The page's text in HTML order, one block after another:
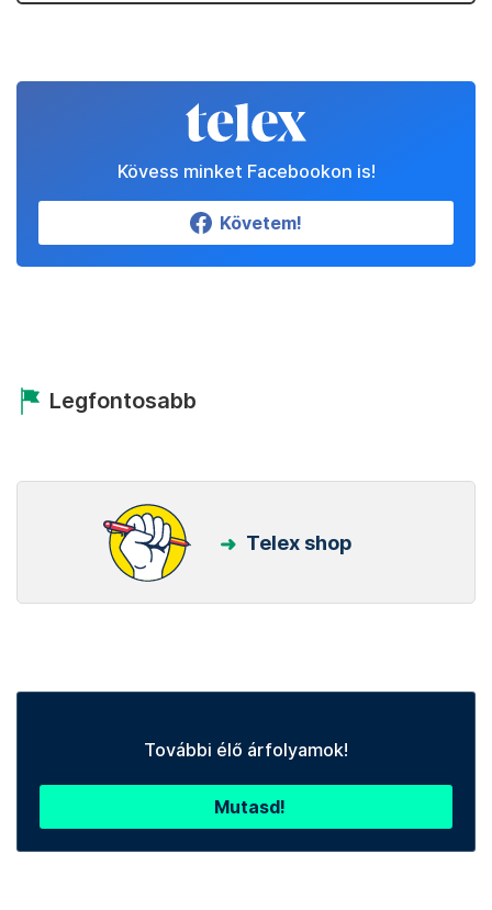
Kövess minket Facebookon is!
Követem!
Legfontosabb
Telex shop
További élő árfolyamok!
Mutasd!